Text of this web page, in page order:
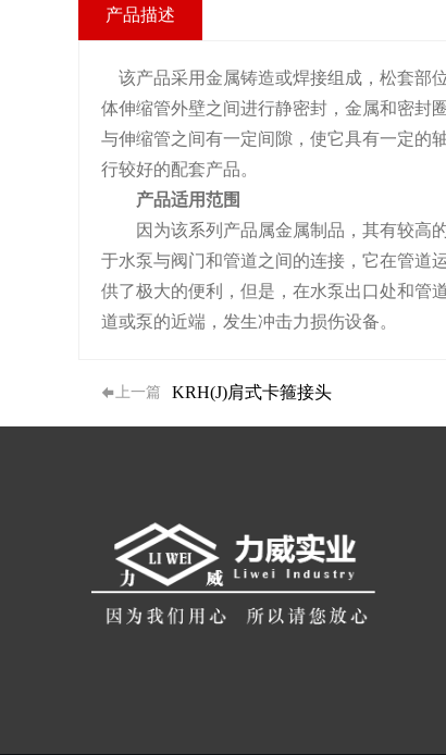
产品描述
该产品采用金属铸造或焊接组成，松套部
体伸缩管外壁之间进行静密封，金属和密封
与伸缩管之间有一定间隙，使它具有一定的
行较好的配套产品。
产品适用范围
因为该系列产品属金属制品，其有较高的
于水泵与阀门和管道之间的连接，它在管道
供了极大的便利，但是，在水泵出口处和管
道或泵的近端，发生冲击力损伤设备。
上一篇 KRH(J)肩式卡箍接头